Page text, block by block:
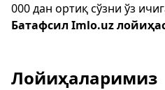
000 дан ортиқ сўзни ўз
Батафсил Imlo.uz
Лойиҳаларимиз